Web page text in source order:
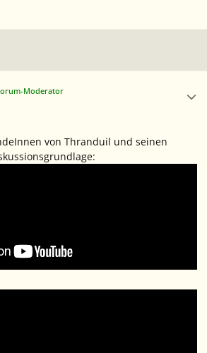
Moderator
von Thranduil und seinen